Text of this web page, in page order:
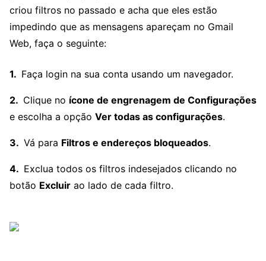
criou filtros no passado e acha que eles estão
impedindo que as mensagens apareçam no Gmail
Web, faça o seguinte:
Faça login na sua conta usando um navegador.
Clique no ícone de engrenagem de Configurações
e escolha a opção Ver todas as configurações.
Vá para Filtros e endereços bloqueados.
Exclua todos os filtros indesejados clicando no
botão Excluir ao lado de cada filtro.